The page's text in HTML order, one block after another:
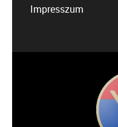
Impresszum